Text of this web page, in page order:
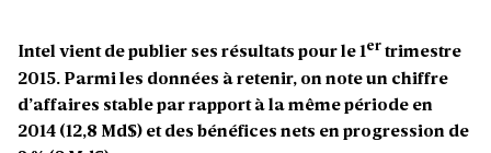
Intel vient de publier ses résultats pour le 1er trimestre
2015. Parmi les données à retenir, on note un chiffre
d’affaires stable par rapport à la même période en
2014 (12,8 Md$) et des bénéfices nets en progression de